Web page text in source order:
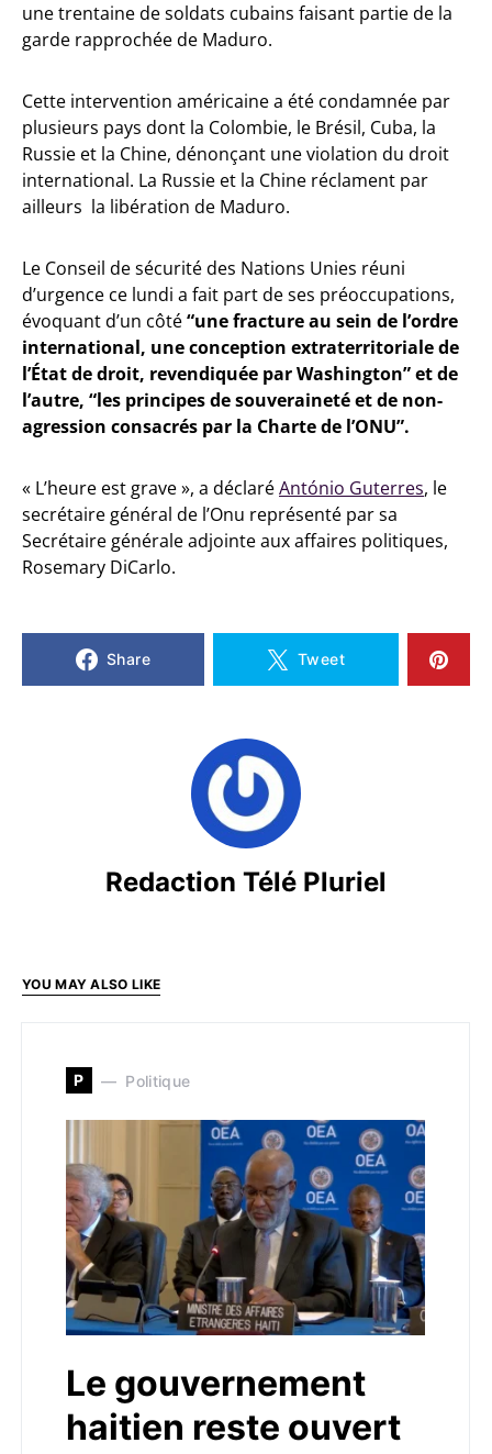
une trentaine de soldats cubains faisant partie de la
garde rapprochée de Maduro.
Cette intervention américaine a été condamnée par
plusieurs pays dont la Colombie, le Brésil, Cuba, la
Russie et la Chine, dénonçant une violation du droit
international. La Russie et la Chine réclament par
ailleurs la libération de Maduro.
Le Conseil de sécurité des Nations Unies réuni
d’urgence ce lundi a fait part de ses préoccupations,
évoquant d’un côté“une fracture au sein de l’ordre
international, une conception extraterritoriale de
l’État de droit, revendiquée par Washington” et de
l’autre, “les principes de souveraineté et de non-
agression consacrés par la Charte de l’ONU”.
« L’heure est grave », a déclaréAntónio Guterres, le
secrétaire général de l’Onu représenté par sa
Secrétaire générale adjointe aux affaires politiques,
Rosemary DiCarlo.
Share Tweet
Redaction Télé Pluriel
YOU MAY ALSO LIKE
P Politique
Le gouvernement
haitien reste ouvert